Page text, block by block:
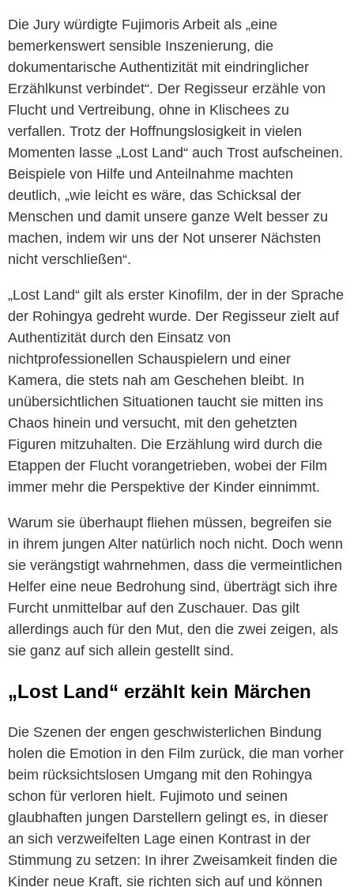
Die Jury würdigte Fujimoris Arbeit als „eine
bemerkenswert sensible Inszenierung, die
dokumentarische Authentizität mit eindringlicher
Erzählkunst verbindet“. Der Regisseur erzähle von
Flucht und Vertreibung, ohne in Klischees zu
verfallen. Trotz der Hoffnungslosigkeit in vielen
Momenten lasse „Lost Land“ auch Trost aufscheinen.
Beispiele von Hilfe und Anteilnahme machten
deutlich, „wie leicht es wäre, das Schicksal der
Menschen und damit unsere ganze Welt besser zu
machen, indem wir uns der Not unserer Nächsten
nicht verschließen“.
„Lost Land“ gilt als erster Kinofilm, der in der Sprache
der Rohingya gedreht wurde. Der Regisseur zielt auf
Authentizität durch den Einsatz von
nichtprofessionellen Schauspielern und einer
Kamera, die stets nah am Geschehen bleibt. In
unübersichtlichen Situationen taucht sie mitten ins
Chaos hinein und versucht, mit den gehetzten
Figuren mitzuhalten. Die Erzählung wird durch die
Etappen der Flucht vorangetrieben, wobei der Film
immer mehr die Perspektive der Kinder einnimmt.
Warum sie überhaupt fliehen müssen, begreifen sie
in ihrem jungen Alter natürlich noch nicht. Doch wenn
sie verängstigt wahrnehmen, dass die vermeintlichen
Helfer eine neue Bedrohung sind, überträgt sich ihre
Furcht unmittelbar auf den Zuschauer. Das gilt
allerdings auch für den Mut, den die zwei zeigen, als
sie ganz auf sich allein gestellt sind.
„Lost Land“ erzählt kein Märchen
Die Szenen der engen geschwisterlichen Bindung
holen die Emotion in den Film zurück, die man vorher
beim rücksichtslosen Umgang mit den Rohingya
schon für verloren hielt. Fujimoto und seinen
glaubhaften jungen Darstellern gelingt es, in dieser
an sich verzweifelten Lage einen Kontrast in der
Stimmung zu setzen: In ihrer Zweisamkeit finden die
Kinder neue Kraft, sie richten sich auf und können